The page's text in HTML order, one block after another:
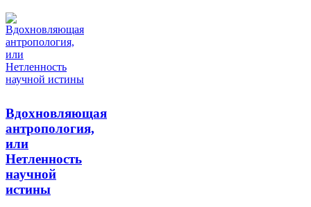
Вдохновляющая
антропология,
или
Нетленность
научной
истины